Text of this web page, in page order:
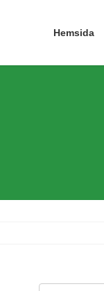
Hemsida